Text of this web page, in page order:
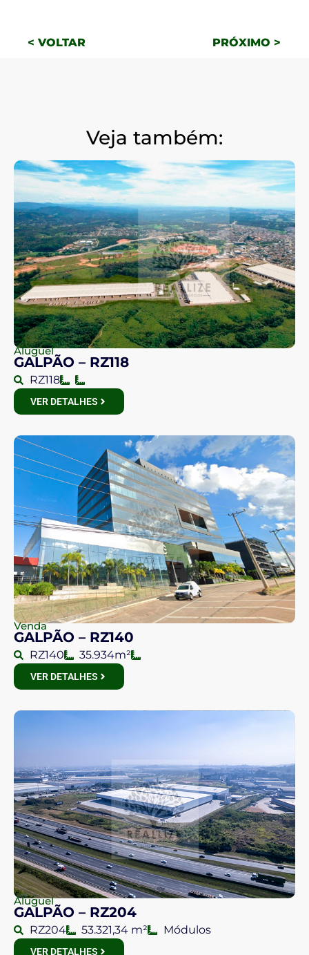
< VOLTAR PRÓXIMO >
Veja também:
Aluguel
GALPÃO – RZ118
RZ118
VER DETALHES
Venda
GALPÃO – RZ140
RZ140 35.934m²
VER DETALHES
Aluguel
GALPÃO – RZ204
RZ204 53.321,34 m² Módulos
VER DETALHES